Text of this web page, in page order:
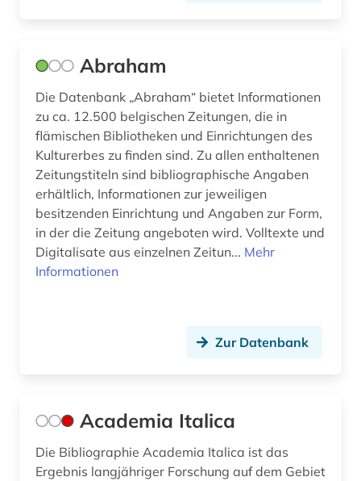
bilddatenbank (17)
bildende kunst (1)
bilder (1)
bildnis (4)
bildsammlung (1)
bildwörterbuch (2)
biografie (55)
Abraham
Die Datenbank „Abraham“ bietet Informationen
zu ca. 12.500 belgischen Zeitungen, die in
flämischen Bibliotheken und Einrichtungen des
Kulturerbes zu finden sind. Zu allen enthaltenen
Zeitungstiteln sind bibliographische Angaben
erhältlich, Informationen zur jeweiligen
besitzenden Einrichtung und Angaben zur Form,
in der die Zeitung angeboten wird. Volltexte und
Digitalisate aus einzelnen Zeitun... Mehr
Informationen
Zur Datenbank
Academia Italica
Die Bibliographie Academia Italica ist das
Ergebnis langjähriger Forschung auf dem Gebiet